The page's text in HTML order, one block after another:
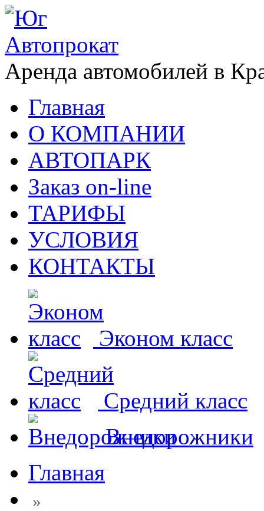
Аренда автомобилей в
Главная
О КОМПАНИИ
АВТОПАРК
Заказ on-line
ТАРИФЫ
УСЛОВИЯ
КОНТАКТЫ
Эконом класс
Средний класс
Внедорожники
Главная
»